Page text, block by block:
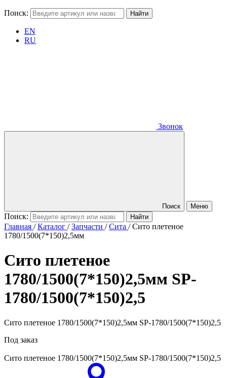
Поиск:
EN
RU
Звонок
Поиск Меню
Поиск:
Главная /Каталог /Запчасти /Сита /Сито плетеное
1780/1500(7*150)2,5мм
Сито плетеное
1780/1500(7*150)2,5мм SP-
1780/1500(7*150)2,5
Сито плетеное 1780/1500(7*150)2,5мм SP-1780/1500(7*150)2,5
Под заказ
Сито плетеное 1780/1500(7*150)2,5мм SP-1780/1500(7*150)2,5